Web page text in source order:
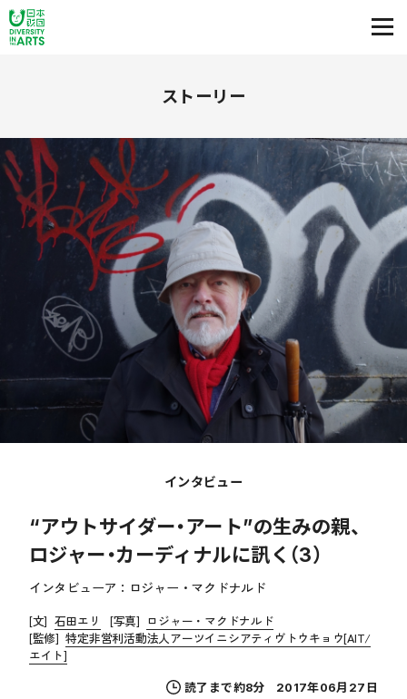
ストーリー
インタビュー
“アウトサイダー・アート”の生みの親、
ロジャー・カーディナルに訊く（3）
インタビューア：ロジャー・マクドナルド
[文] 石田エリ [写真] ロジャー・マクドナルド
[監修]特定非営利活動法人アーツイニシアティヴトウキョウ[AIT/
エイト]
読了まで約8分 2017年06月27日